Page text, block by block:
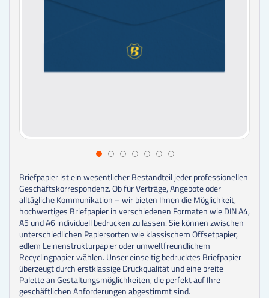
Briefpapier ist ein wesentlicher Bestandteil jeder professionellen
Geschäftskorrespondenz. Ob für Verträge, Angebote oder
alltägliche Kommunikation – wir bieten Ihnen die Möglichkeit,
hochwertiges Briefpapier in verschiedenen Formaten wie DIN A4,
A5 und A6 individuell bedrucken zu lassen. Sie können zwischen
unterschiedlichen Papiersorten wie klassischem Offsetpapier,
edlem Leinenstrukturpapier oder umweltfreundlichem
Recyclingpapier wählen. Unser einseitig bedrucktes Briefpapier
überzeugt durch erstklassige Druckqualität und eine breite
Palette an Gestaltungsmöglichkeiten, die perfekt auf Ihre
geschäftlichen Anforderungen abgestimmt sind.